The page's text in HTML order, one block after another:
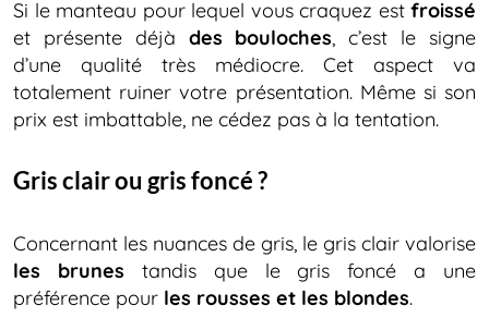
Si le manteau pour lequel vous craquez est froissé
et présente déjà des bouloches, c’est le signe
d’une qualité très médiocre. Cet aspect va
totalement ruiner votre présentation. Même si son
prix est imbattable, ne cédez pas à la tentation.
Gris clair ou gris foncé ?
Concernant les nuances de gris, le gris clair valorise
les brunes tandis que le gris foncé a une
préférence pour les rousses et les blondes.